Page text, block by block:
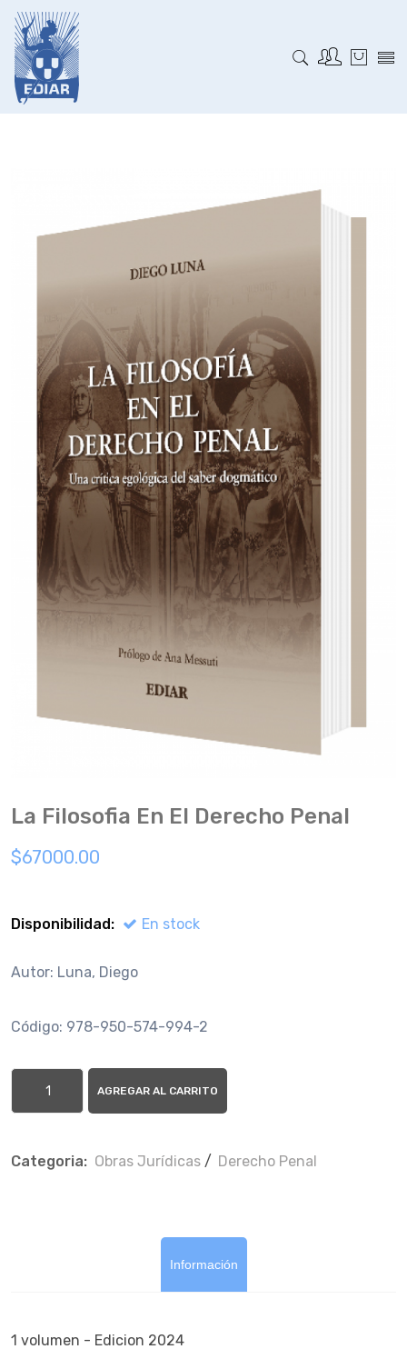
La Filosofia En El Derecho Penal
$67000.00
Disponibilidad: En stock
Autor: Luna, Diego
Código: 978-950-574-994-2
AGREGAR AL CARRITO
Categoria: Obras Jurí­dicas / Derecho Penal
Información
1 volumen - Edicion 2024